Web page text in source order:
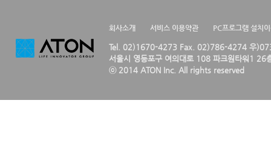
회사소개 서비스 이용약관 PC프로그램 설치
Tel. 02)1670-4273 Fax. 02)786-4274 우
서울시 영등포구 여의대로 108 파크원타워1 26
ⓒ 2014 ATON Inc. All rights reserved